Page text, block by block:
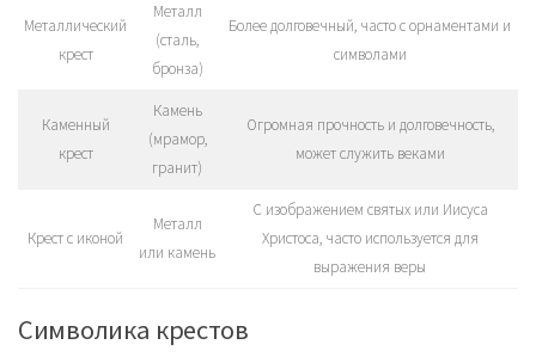
Металлический
крест
Металл
(сталь,
бронза)
Более долговечный, часто с орнаментами и
символами
Каменный
крест
Камень
(мрамор,
гранит)
Огромная прочность и долговечность,
может служить веками
Крест с иконой
Металл
или камень
С изображением святых или Иисуса
Христоса, часто используется для
выражения веры
Символика крестов